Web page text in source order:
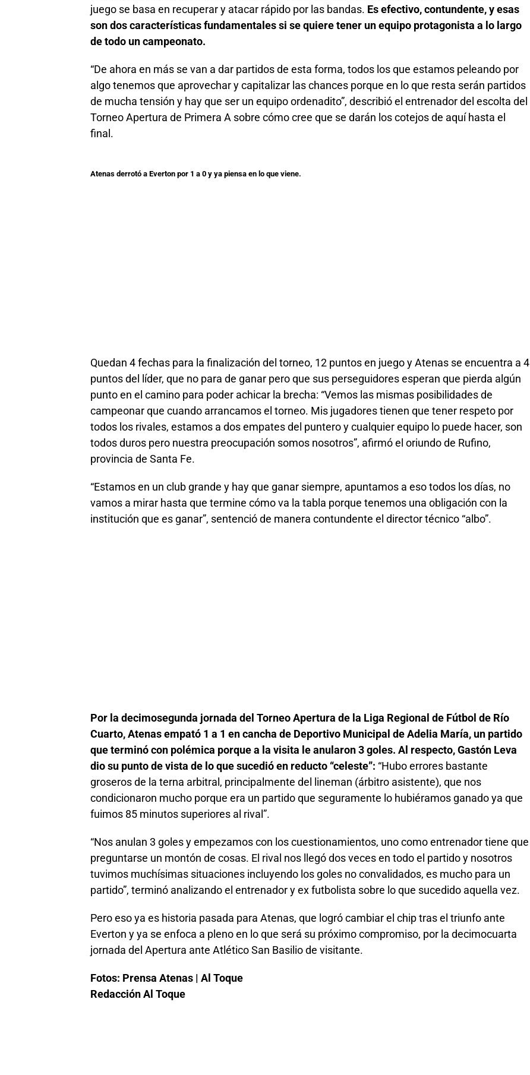
juego se basa en recuperar y atacar rápido por las bandas. Es efectivo, contundente, y esas
son dos características fundamentales si se quiere tener un equipo protagonista a lo largo
de todo un campeonato.
“De ahora en más se van a dar partidos de esta forma, todos los que estamos peleando por
algo tenemos que aprovechar y capitalizar las chances porque en lo que resta serán partidos
de mucha tensión y hay que ser un equipo ordenadito”, describió el entrenador del escolta del
Torneo Apertura de Primera A sobre cómo cree que se darán los cotejos de aquí hasta el
final.
Atenas derrotó a Everton por 1 a 0 y ya piensa en lo que viene.
Quedan 4 fechas para la finalización del torneo, 12 puntos en juego y Atenas se encuentra a 4
puntos del líder, que no para de ganar pero que sus perseguidores esperan que pierda algún
punto en el camino para poder achicar la brecha: “Vemos las mismas posibilidades de
campeonar que cuando arrancamos el torneo. Mis jugadores tienen que tener respeto por
todos los rivales, estamos a dos empates del puntero y cualquier equipo lo puede hacer, son
todos duros pero nuestra preocupación somos nosotros”, afirmó el oriundo de Rufino,
provincia de Santa Fe.
“Estamos en un club grande y hay que ganar siempre, apuntamos a eso todos los días, no
vamos a mirar hasta que termine cómo va la tabla porque tenemos una obligación con la
institución que es ganar”, sentenció de manera contundente el director técnico “albo”.
Por la decimosegunda jornada del Torneo Apertura de la Liga Regional de Fútbol de Río
Cuarto, Atenas empató 1 a 1 en cancha de Deportivo Municipal de Adelia María, un partido
que terminó con polémica porque a la visita le anularon 3 goles. Al respecto, Gastón Leva
dio su punto de vista de lo que sucedió en reducto “celeste”: “Hubo errores bastante
groseros de la terna arbitral, principalmente del lineman (árbitro asistente), que nos
condicionaron mucho porque era un partido que seguramente lo hubiéramos ganado ya que
fuimos 85 minutos superiores al rival”.
“Nos anulan 3 goles y empezamos con los cuestionamientos, uno como entrenador tiene que
preguntarse un montón de cosas. El rival nos llegó dos veces en todo el partido y nosotros
tuvimos muchísimas situaciones incluyendo los goles no convalidados, es mucho para un
partido”, terminó analizando el entrenador y ex futbolista sobre lo que sucedido aquella vez.
Pero eso ya es historia pasada para Atenas, que logró cambiar el chip tras el triunfo ante
Everton y ya se enfoca a pleno en lo que será su próximo compromiso, por la decimocuarta
jornada del Apertura ante Atlético San Basilio de visitante.
Fotos: Prensa Atenas | Al Toque
Redacción Al Toque